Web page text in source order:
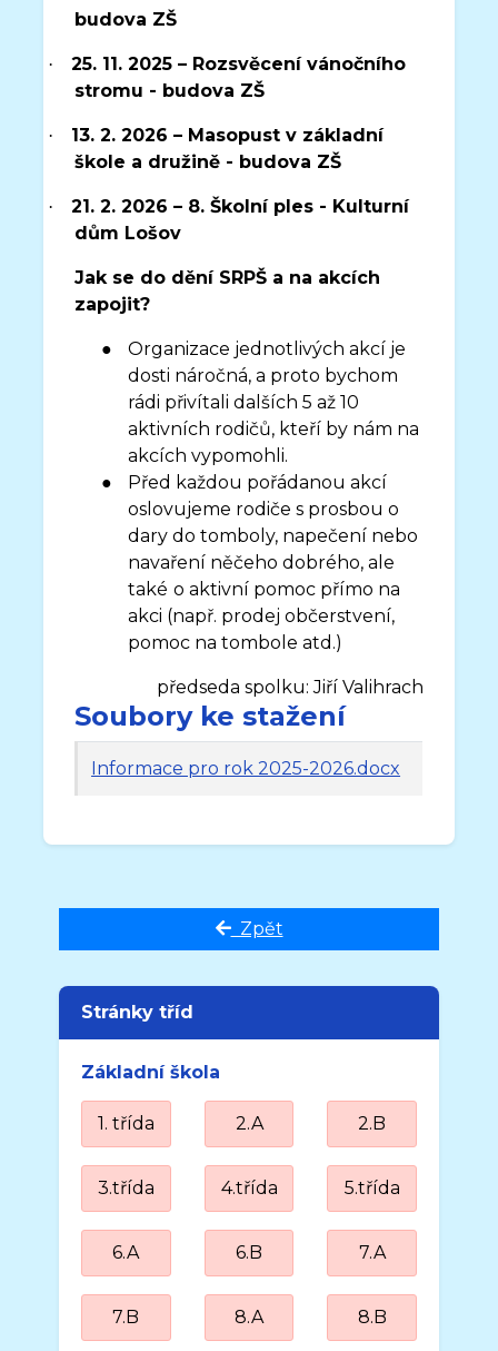
budova ZŠ
·
25. 11. 2025 – Rozsvěcení vánočního
stromu - budova ZŠ
·
13. 2. 2026 – Masopust v základní
škole a družině - budova ZŠ
·
21. 2. 2026 – 8. Školní ples - Kulturní
dům Lošov
Jak se do dění SRPŠ a na akcích
zapojit?
●
Organizace jednotlivých akcí je
dosti náročná, a proto bychom
rádi přivítali dalších 5 až 10
aktivních rodičů, kteří by nám na
akcích vypomohli.
●
Před každou pořádanou akcí
oslovujeme rodiče s prosbou o
dary do tomboly, napečení nebo
navaření něčeho dobrého, ale
také o aktivní pomoc přímo na
akci (např. prodej občerstvení,
pomoc na tombole atd.)
předseda spolku: Jiří Valihrach
Soubory ke stažení
Informace pro rok 2025-2026.docx
Zpět
Stránky tříd
Základní škola
1. třída 2.A 2.B
3.třída 4.třída 5.třída
6.A 6.B 7.A
7.B 8.A 8.B